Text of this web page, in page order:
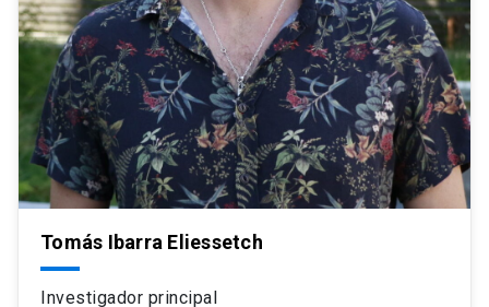
Tomás Ibarra Eliessetch
Investigador principal